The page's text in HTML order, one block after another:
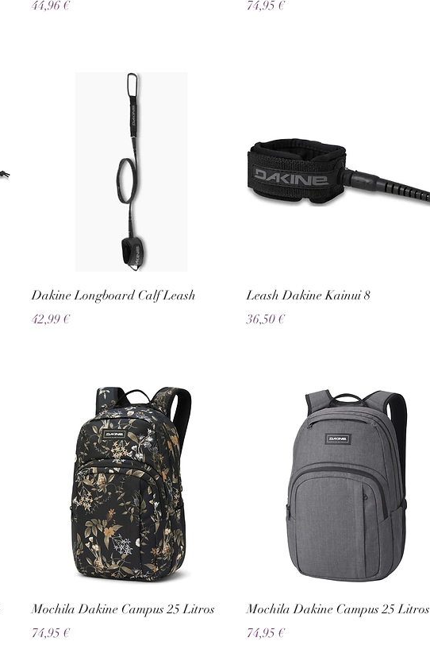
Preço
44,96 €
Preço
74,95 €
Dakine Longboard Calf Leash
Preço
42,99 €
Leash Dakine Kainui 8
Preço
36,50 €
Mochila Dakine Campus 25 Litros
Preço
74,95 €
Mochila Dakine Campus 25 Litros
Preço
74,95 €